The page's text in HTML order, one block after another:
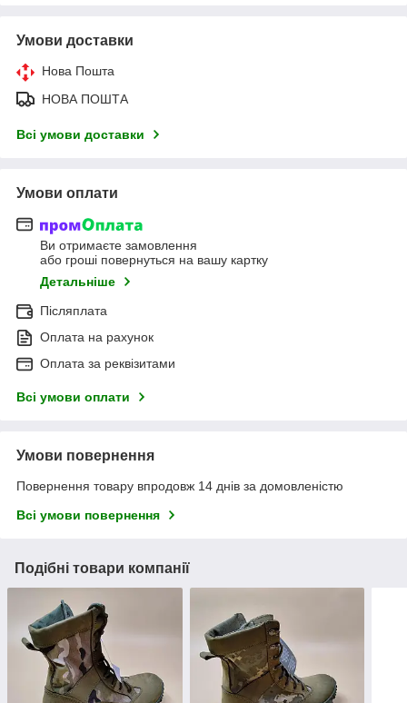
Умови доставки
Нова Пошта
НОВА ПОШТА
Всі умови доставки
Умови оплати
Ви отримаєте замовлення
або гроші повернуться на вашу картку
Детальніше
Післяплата
Оплата на рахунок
Оплата за реквізитами
Всі умови оплати
Умови повернення
Повернення товару впродовж 14 днів за домовленістю
Всі умови повернення
Подібні товари компанії